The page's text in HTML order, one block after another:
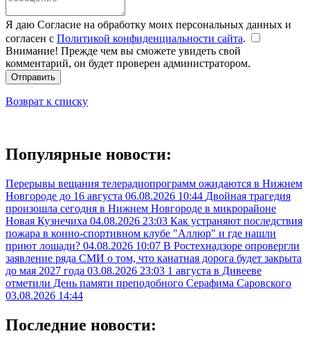
Я даю Согласие на обработку моих персональных данных и
согласен с Политикой конфиденциальности сайта.
Внимание! Прежде чем вы сможете увидеть свой
комментарий, он будет проверен администратором.
Отправить
Возврат к списку
Популярные новости:
Перерывы вещания телерадиопрограмм ожидаются в Нижнем
Новгороде до 16 августа 06.08.2026 10:44 Двойная трагедия
произошла сегодня в Нижнем Новгороде в микрорайоне
Новая Кузнечиха 04.08.2026 23:03 Как устраняют последствия
пожара в конно-спортивном клубе "Аллюр" и где нашли
приют лошади? 04.08.2026 10:07 В Ростехнадзоре опровергли
заявление ряда СМИ о том, что канатная дорога будет закрыта
до мая 2027 года 03.08.2026 23:03 1 августа в Дивееве
отметили День памяти преподобного Серафима Саровского
03.08.2026 14:44
Последние новости: